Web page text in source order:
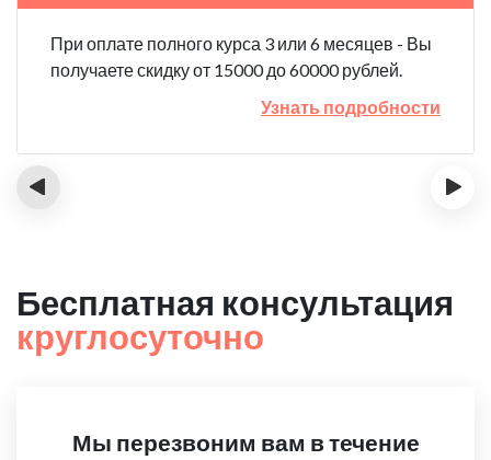
При оплате полного курса 3 или 6 месяцев - Вы
получаете скидку от 15000 до 60000 рублей.
Узнать подробности
‹ ›
Бесплатная консультация
круглосуточно
Мы перезвоним вам в течение